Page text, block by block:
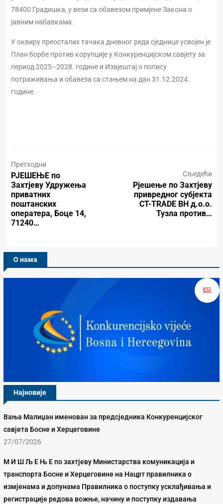
78400 Градишка, у вези са обавезом примјене Закона о
јавним набавкама.
У оквиру преосталих тачака дневног реда сједнице усвојен је
План борбе против корупције у Конкуренцијском савјету за
период 2025–2028. године и Извјештај о попису
потраживања и обавеза са стањем на дан 31.12.2024.
године.
Претходни
РЈЕШЕЊЕ по
Захтјеву Удружења
приватних
поштанских
оператера, Боце 14,
71240…
Сљедећи
Рјешење по Захтјеву
привредног субјекта
CT-TRADE BH д.о.о.
Тузла против…
О нама
Најновије
Вања Малиџан именован за предсједника Конкуренцијског
савјета Босне и Херцеговине
27/07/2026
М И Ш Љ Е Њ Е по захтјеву Министарства комуникација и
транспорта Босне и Херцеговине на Нацрт правилника о
измјенама и допунама Правилника о поступку усклађивања и
регистрације редова вожње, начину и поступку издавања